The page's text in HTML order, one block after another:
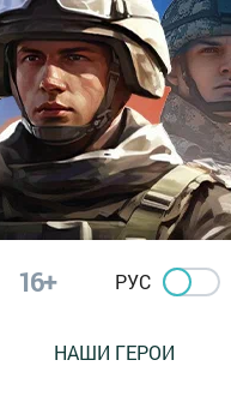
16+ РУС
НАШИ ГЕРОИ